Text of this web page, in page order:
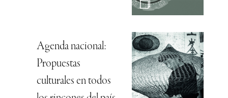
Agenda nacional:
Propuestas
culturales en todos